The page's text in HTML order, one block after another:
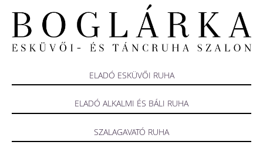
ELADÓ ESKÜVŐI RUHA
ELADÓ ALKALMI ÉS BÁLI RUHA
SZALAGAVATÓ RUHA